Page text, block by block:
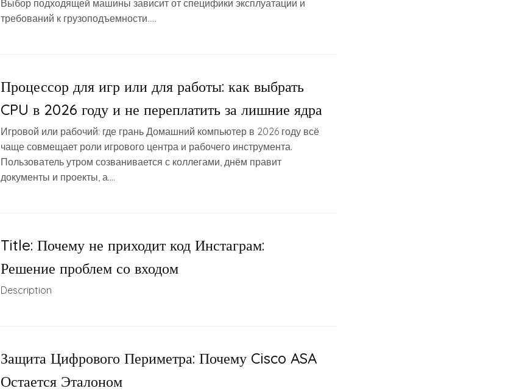
Выбор подходящей машины зависит от специфики эксплуатации и
требований к грузоподъемности…..
Процессор для игр или для работы: как выбрать
CPU в 2026 году и не переплатить за лишние ядра
Игровой или рабочий: где грань Домашний компьютер в 2026 году всё
чаще совмещает роли игрового центра и рабочего инструмента.
Пользователь утром созванивается с коллегами, днём правит
документы и проекты, а….
Title: Почему не приходит код Инстаграм:
Решение проблем со входом
Description
Защита Цифрового Периметра: Почему Cisco ASA
Остается Эталоном